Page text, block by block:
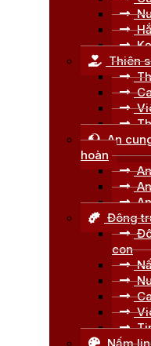
Thiên
An
hoàn
Đông
con